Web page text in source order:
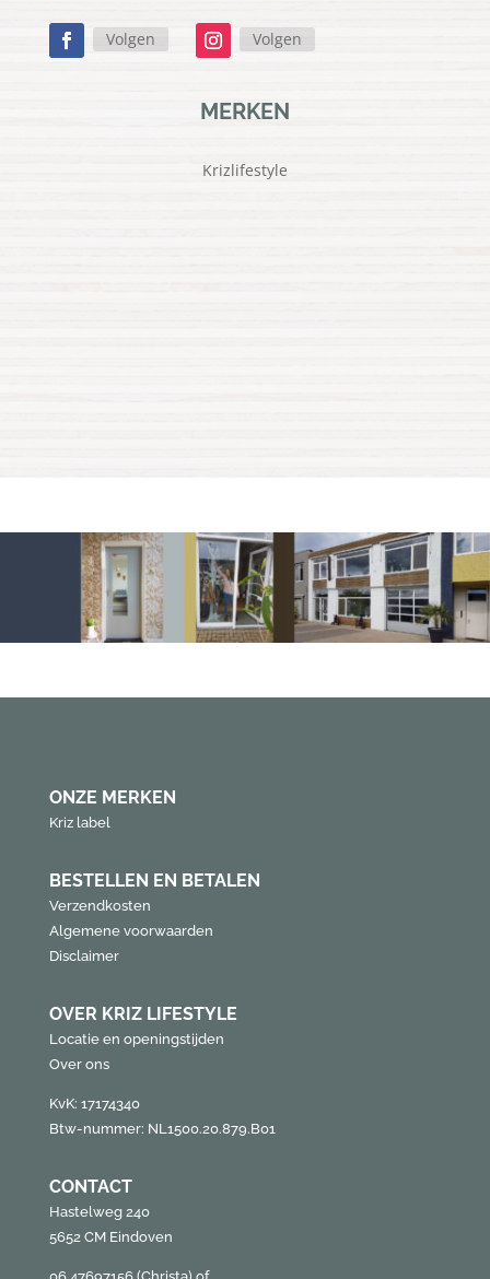
Volgen Volgen
MERKEN
Krizlifestyle
ONZE MERKEN
Kriz label
BESTELLEN EN BETALEN
Verzendkosten
Algemene voorwaarden
Disclaimer
OVER KRIZ LIFESTYLE
Locatie en openingstijden
Over ons
KvK: 17174340
Btw-nummer: NL1500.20.879.B01
CONTACT
Hastelweg 240
5652 CM Eindoven